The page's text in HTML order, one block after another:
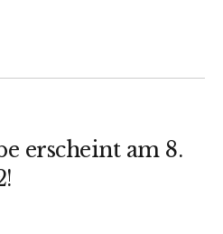
erscheint am 8.